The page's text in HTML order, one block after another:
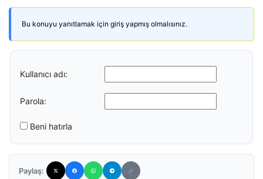
Bu konuyu yanıtlamak için giriş yapmış olmalısınız.
Kullanıcı adı:
Parola:
Beni hatırla
Paylaş: